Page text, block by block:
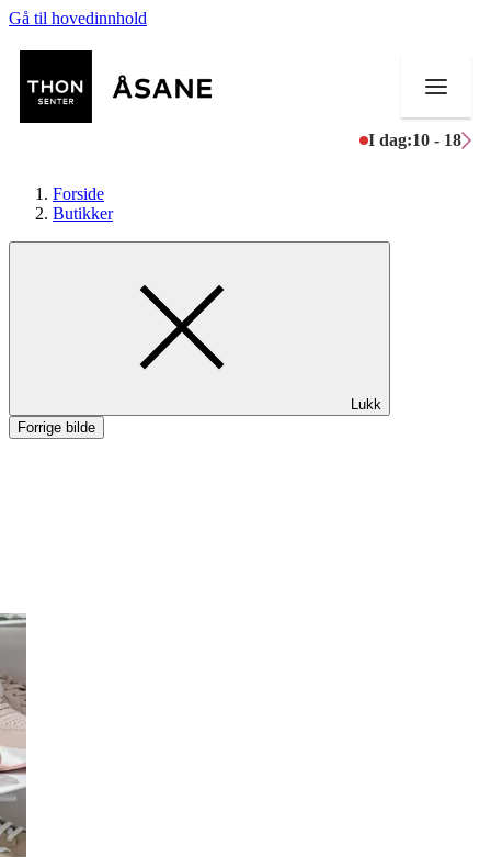
Gå til hovedinnhold
I dag:10 - 18
Mat og drikke
Aktiviteter
Forside
Butikker
Lukk
Forrige bilde